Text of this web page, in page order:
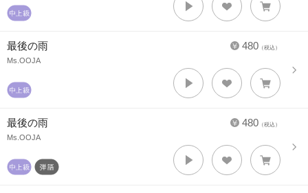
480 （税込）
最後の雨
Ms.OOJA
480 （税込）
最後の雨
Ms.OOJA